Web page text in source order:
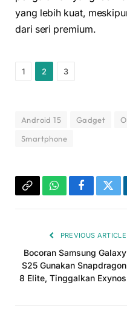
yang lebih kuat,
dari seri premium.
1 2 3
Android 15 Gadget
Smartphone
Copy WhatsAppFacebook
PREVIOUS ARTICLE
Bocoran Samsung Galaxy
S25 Gunakan Snapdragon
8 Elite, Tinggalkan Exynos